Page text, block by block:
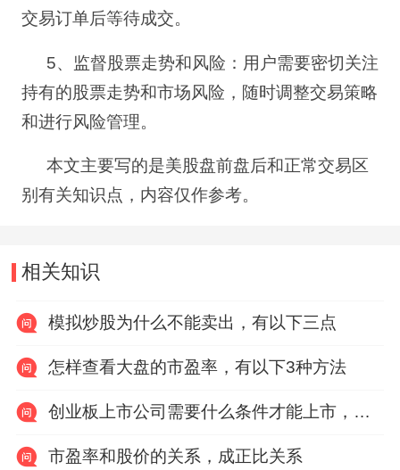
交易订单后等待成交。
5、监督股票走势和风险：用户需要密切关注
持有的股票走势和市场风险，随时调整交易策略
和进行风险管理。
本文主要写的是美股盘前盘后和正常交易区
别有关知识点，内容仅作参考。
相关知识
模拟炒股为什么不能卖出，有以下三点
怎样查看大盘的市盈率，有以下3种方法
创业板上市公司需要什么条件才能上市，有以下六点
市盈率和股价的关系，成正比关系